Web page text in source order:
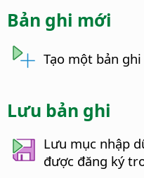
Bản ghi mới
Tạo một bản
Lưu bản ghi
Lưu mục nhập
được đăng ký